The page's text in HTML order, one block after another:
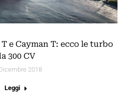
e Cayman T: ecco le turbo
300 CV
2018
Leggi